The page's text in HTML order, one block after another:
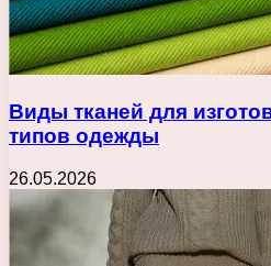
Виды тканей для
типов одежды
26.05.2026